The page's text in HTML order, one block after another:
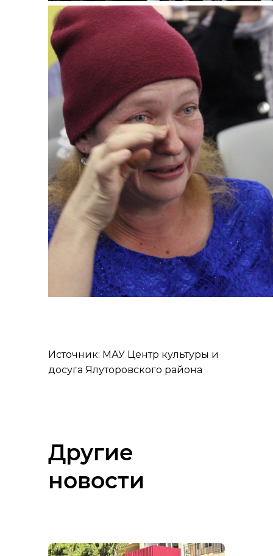
Источник: МАУ Центр культуры и
досуга Ялуторовского района
Другие
новости